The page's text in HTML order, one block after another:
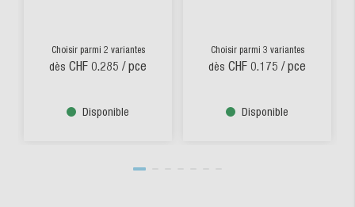
Choisir parmi 2 variantes
dès CHF 0.285 / pce
Disponible
Choisir parmi 3 variantes
dès CHF 0.175 / pce
Disponible